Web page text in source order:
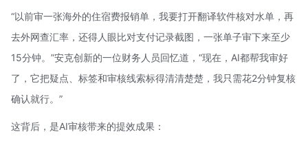
“以前审一张海外的住宿费报销单，我要打开翻译软件核对水单，再
去外网查汇率，还得人眼比对支付记录截图，一张单子审下来至少
15分钟。”安克创新的一位财务人员回忆道，“现在，AI都帮我审好
了，它把疑点、标签和审核线索标得清清楚楚，我只需花2分钟复核
确认就行。”
这背后，是AI审核带来的提效成果：